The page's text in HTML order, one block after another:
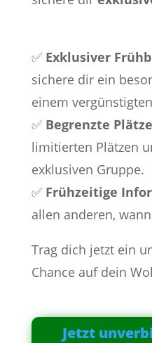
✅ Exklusiver
sicheredir ein
einem
✅ Begrenzte
limitierten Plätzen
exklusiven Gruppe.
✅ Frühzeitige
allen anderen,
Trag dich jetzt ein
Chance auf dein
Jetzt